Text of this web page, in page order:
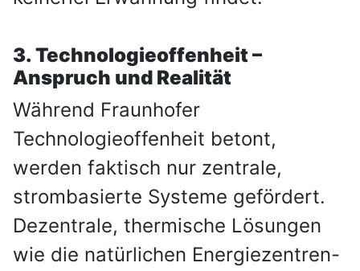
3. Technologieoffenheit –
Anspruch und Realität
Während Fraunhofer
Technologieoffenheit betont,
werden faktisch nur zentrale,
strombasierte Systeme gefördert.
Dezentrale, thermische Lösungen
wie die natürlichen Energiezentren-